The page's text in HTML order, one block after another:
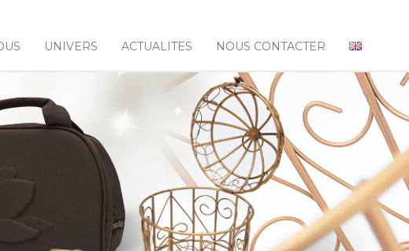
UNIVERS ACTUALITES NOUS CONTACTER